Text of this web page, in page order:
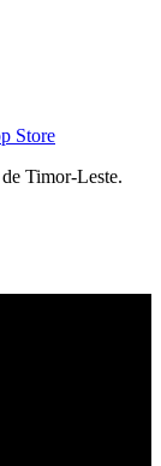
Timor-Leste.